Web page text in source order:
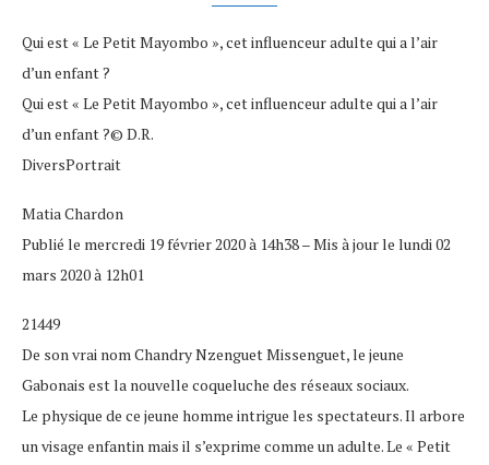
Qui est « Le Petit Mayombo », cet influenceur adulte qui a l’air
d’un enfant ?
Qui est « Le Petit Mayombo », cet influenceur adulte qui a l’air
d’un enfant ?© D.R.
DiversPortrait
Matia Chardon
Publié le mercredi 19 février 2020 à 14h38 – Mis à jour le lundi 02
mars 2020 à 12h01
21449
De son vrai nom Chandry Nzenguet Missenguet, le jeune
Gabonais est la nouvelle coqueluche des réseaux sociaux.
Le physique de ce jeune homme intrigue les spectateurs. Il arbore
un visage enfantin mais il s’exprime comme un adulte. Le « Petit